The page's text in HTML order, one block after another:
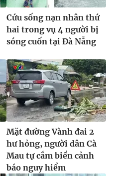
Cứu sống nạn nhân thứ
hai trong vụ 4 người bị
sóng cuốn tại Đà Nẵng
Mặt đường Vành đai 2
hư hỏng, người dân Cà
Mau tự cắm biển cảnh
báo nguy hiểm